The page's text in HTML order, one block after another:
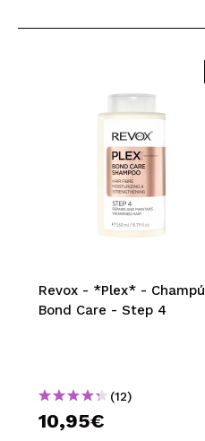
Revox - *Plex* - Champú
Bond Care - Step 4
(12)
10,95€